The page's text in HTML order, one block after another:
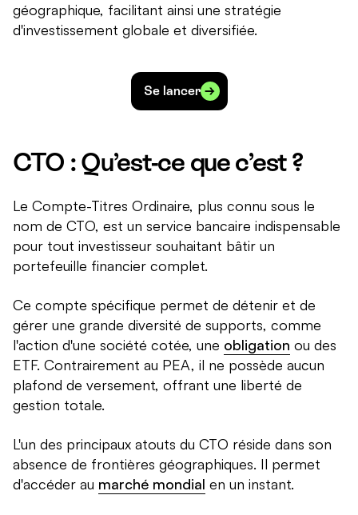
géographique, facilitant ainsi une stratégie
d'investissement globale et diversifiée.
Se lancer
CTO : Qu’est-ce que c’est ?
Le Compte-Titres Ordinaire, plus connu sous le
nom de CTO, est un service bancaire indispensable
pour tout investisseur souhaitant bâtir un
portefeuille financier complet.
Ce compte spécifique permet de détenir et de
gérer une grande diversité de supports, comme
l'action d'une société cotée, une obligation ou des
ETF. Contrairement au PEA, il ne possède aucun
plafond de versement, offrant une liberté de
gestion totale.
L'un des principaux atouts du CTO réside dans son
absence de frontières géographiques. Il permet
d'accéder au marché mondial en un instant.